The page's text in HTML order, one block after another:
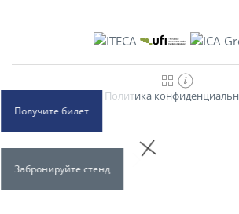
Получите билет
Забронируйте стенд
Политика